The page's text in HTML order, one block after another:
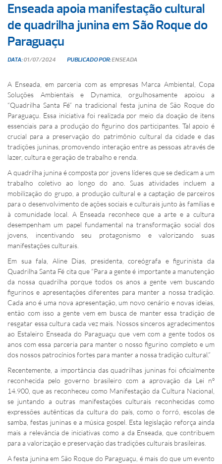
Enseada apoia manifestação cultural
de quadrilha junina em São Roque do
Paraguaçu
DATA:01/07/2024 PUBLICADO POR:ENSEADA
A Enseada, em parceria com as empresas Marca Ambiental, Copa
Soluções Ambientais e Dynamica, orgulhosamente apoiou a
“Quadrilha Santa Fé” na tradicional festa junina de São Roque do
Paraguaçu. Essa iniciativa foi realizada por meio da doação de itens
essenciais para a produção do figurino dos participantes. Tal apoio é
crucial para a preservação do patrimônio cultural da cidade e das
tradições juninas, promovendo interação entre as pessoas através de
lazer, cultura e geração de trabalho e renda.
A quadrilha junina é composta por jovens líderes que se dedicam a um
trabalho coletivo ao longo do ano. Suas atividades incluem a
mobilização do grupo, a produção cultural e a captação de parceiros
para o desenvolvimento de ações sociais e culturais junto às famílias e
à comunidade local. A Enseada reconhece que a arte e a cultura
desempenham um papel fundamental na transformação social dos
jovens, incentivando seu protagonismo e valorizando suas
manifestações culturais.
Em sua fala, Aline Dias, presidenta, coreógrafa e figurinista da
Quadrilha Santa Fé cita que “Para a gente é importante a manutenção
da nossa quadrilha porque todos os anos a gente vem buscando
figurinos e apresentações diferentes para manter a nossa tradição.
Cada ano é uma nova apresentação, um novo cenário e novas ideias,
então com isso a gente vem em busca de manter essa tradição de
resgatar essa cultura cada vez mais. Nossos sinceros agradecimentos
ao Estaleiro Enseada do Paraguaçu que vem com a gente todos os
anos com essa parceria para manter o nosso figurino completo e um
dos nossos patrocínios fortes para manter a nossa tradição cultural.”
Recentemente, a importância das quadrilhas juninas foi oficialmente
reconhecida pelo governo brasileiro com a aprovação da Lei nº
14.900, que as reconheceu como Manifestação da Cultura Nacional,
se juntando a outras manifestações culturais reconhecidas como
expressões autênticas da cultura do país, como o forró, escolas de
samba, festas juninas e a música gospel. Esta legislação reforça ainda
mais a relevância de iniciativas como a da Enseada, que contribuem
para a valorização e preservação das tradições culturais brasileiras.
A festa junina em São Roque do Paraguaçu, é mais do que um evento